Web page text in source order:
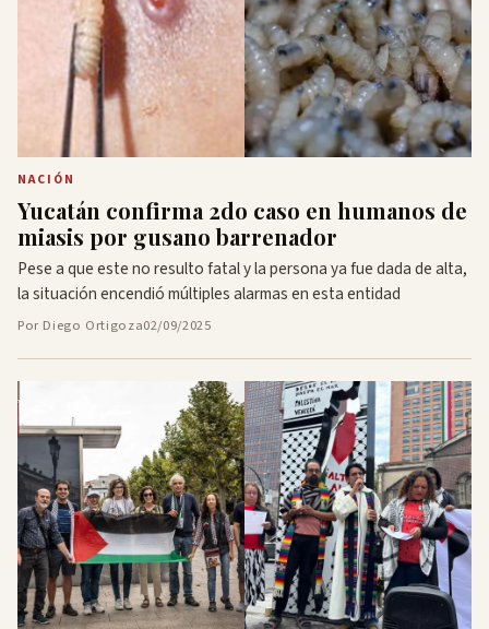
NACIÓN
Yucatán confirma 2do caso en humanos de
miasis por gusano barrenador
Pese a que este no resulto fatal y la persona ya fue dada de alta,
la situación encendió múltiples alarmas en esta entidad
Por Diego Ortigoza02/09/2025